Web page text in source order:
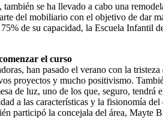
se ha llevado a cabo una
del mobiliario con el objetivo de dar
de su capacidad, la Escuela Infantil
el curso
han pasado el verano con la
proyectos y mucho positivismo.
de luz, uno de los que, seguro,
a las características y la fisionomía
participó la concejala del área,